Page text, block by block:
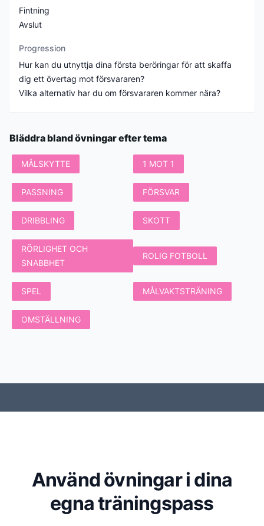
Fintning
Avslut
Progression
Hur kan du utnyttja dina första beröringar för att skaffa
dig ett övertag mot försvararen?
Bläddra bland övningar efter tema
MÅLSKYTTE 1 MOT 1
PASSNING FÖRSVAR
DRIBBLING SKOTT
RÖRLIGHET OCH
SNABBHET
ROLIG FOTBOLL
SPEL MÅLVAKTSTRÄNING
OMSTÄLLNING
Använd övningar i dina
egna träningspass